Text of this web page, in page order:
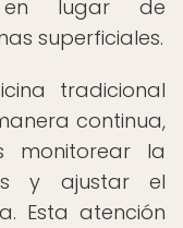
en lugar de
superficiales.
tradicional
continua,
monitorear la
y ajustar el
Esta atención